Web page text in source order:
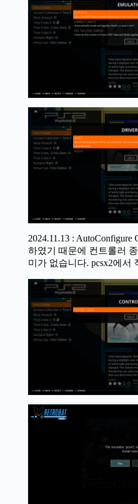
2024.11.13 : AutoConfigure
하였기 때문에 컨트롤러
미가 없습니다. pcsx2에서